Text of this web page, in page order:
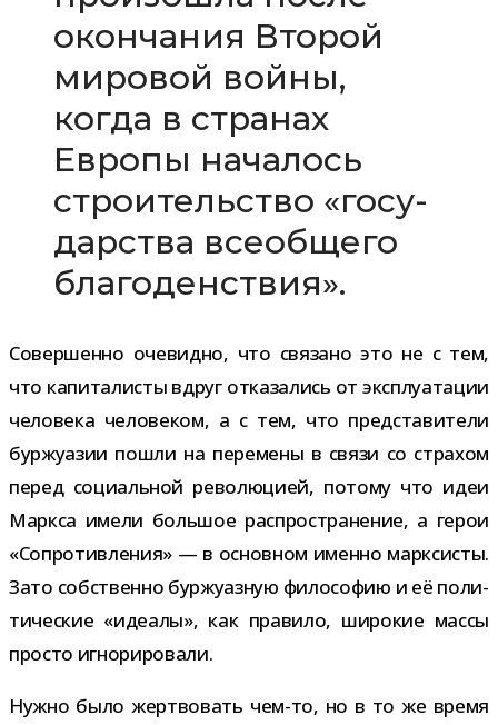
окон­ча­ния Второй
миро­вой войны,
когда в стра­нах
Европы нача­лось
стро­и­тель­ство «госу­
дар­ства все­об­щего
благоденствия».
Совершенно оче­видно, что свя­зано это не с тем,
что капи­та­ли­сты вдруг отка­за­лись от экс­плу­а­та­ции
чело­века чело­ве­ком, а с тем, что пред­ста­ви­тели
бур­жу­а­зии пошли на пере­мены в связи со стра­хом
перед соци­аль­ной рево­лю­цией, потому что идеи
Маркса имели боль­шое рас­про­стра­не­ние, а герои
«Сопротивления» — в основ­ном именно марк­си­сты.
Зато соб­ственно бур­жу­аз­ную фило­со­фию и её поли­
ти­че­ские «иде­алы», как пра­вило, широ­кие массы
про­сто игнорировали.
Нужно было жерт­во­вать чем-​то, но в то же время